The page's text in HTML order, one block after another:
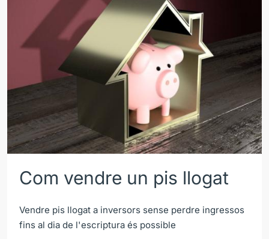
Com vendre un pis llogat
Vendre pis llogat a inversors sense perdre ingressos
fins al dia de l'escriptura és possible